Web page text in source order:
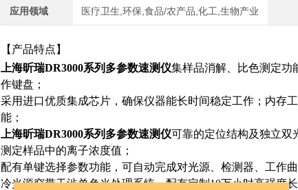
应用领域 医疗卫生,环保,食品/农产品,化工,生物产业
【产品特点】
上海昕瑞DR3000系列多参数速测仪集样品消解、比色测定功
作键盘；
采用进口优质集成芯片，确保仪器能长时间稳定工作；内存
能；
上海昕瑞DR3000系列多参数速测仪可靠的定位结构及独立双
测定样品中的离子浓度值；
配有单键选择参数功能，可自动完成对光源、检测器、工作
冷光源窄带干涉单色光处理系统、配有定制10万小时高强度